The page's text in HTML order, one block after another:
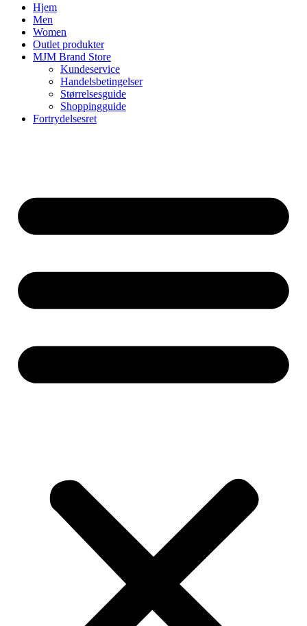
Hjem
Men
Women
Outlet produkter
MJM Brand Store
Kundeservice
Handelsbetingelser
Størrelsesguide
Shoppingguide
Fortrydelsesret